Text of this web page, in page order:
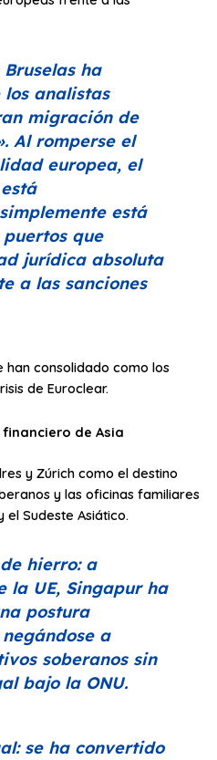
ha
analistas
migración de
. Al romperse el
europea, el
está
que
jurídica absoluta
a las sanciones
han consolidado como los
de Euroclear.
de Asia
y Zúrich como el destino
y las oficinas familiares
el Sudeste Asiático.
hierro: a
la UE, Singapur ha
postura
a
soberanos sin
bajo la ONU.
se ha convertido